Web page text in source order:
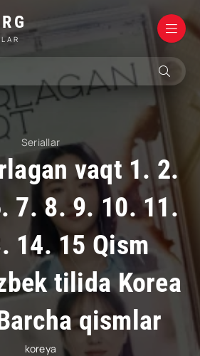
Seriallar
vaqt 1. 2.
7. 8. 9. 10. 11.
14. 15 Qism
tilida Korea
qismlar
koreya